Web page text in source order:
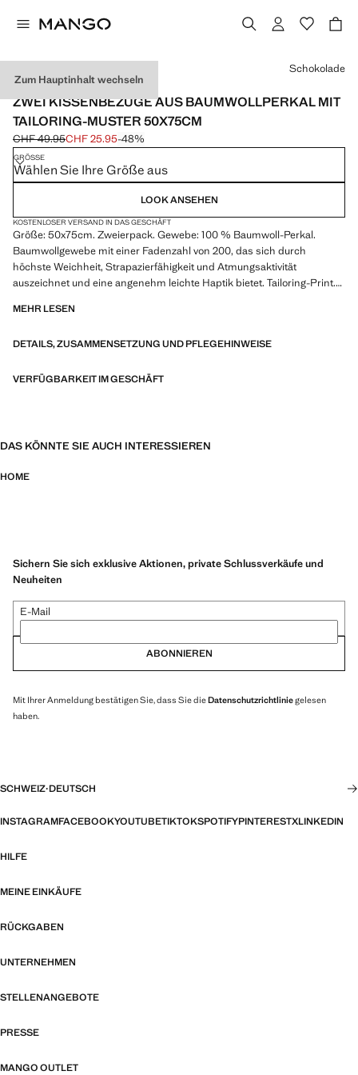
Zum Hauptinhalt wechseln
MADE IN SPAIN / 2ER-PACK
ZWEI KISSENBEZÜGE AUS BAUMWOLLPERKAL MIT
TAILORING-MUSTER 50X75CM
Ausgangspreis durchgestrichen [CHF 49.95 ]
CHF 49.95
Aktueller Preis [CHF 25.95 ]
CHF 25.95-48%
Wählen Sie eine Farbe
Schokolade
GRÖSSE
Wählen Sie Ihre Größe aus
LOOK ANSEHEN
KOSTENLOSER VERSAND IN DAS GESCHÄFT
Größe: 50x75cm. Zweierpack. Gewebe: 100 % Baumwoll-Perkal.
Baumwollgewebe mit einer Fadenzahl von 200, das sich durch
höchste Weichheit, Strapazierfähigkeit und Atmungsaktivität
auszeichnet und eine angenehm leichte Haptik bietet. Tailoring-Print.
mit weiteren Produkten der Kollektion
MEHR LESEN
DETAILS, ZUSAMMENSETZUNG UND PFLEGEHINWEISE
VERFÜGBARKEIT IM GESCHÄFT
DAS KÖNNTE SIE AUCH INTERESSIEREN
HOME
Sichern Sie sich exklusive Aktionen, private Schlussverkäufe und
Neuheiten
E-Mail
ABONNIEREN
Mit Ihrer Anmeldung bestätigen Sie, dass Sie dieDatenschutzrichtliniegelesen
haben.
SCHWEIZ·DEUTSCH
INSTAGRAMFACEBOOKYOUTUBETIKTOKSPOTIFYPINTERESTXLINKEDIN
HILFE
MEINE EINKÄUFE
RÜCKGABEN
UNTERNEHMEN
STELLENANGEBOTE
PRESSE
MANGO OUTLET